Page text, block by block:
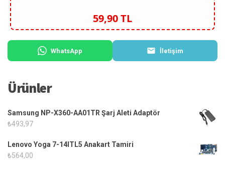
59,90 TL
WhatsApp İletişim
Ürünler
Samsung NP-X360-AA01TR Şarj Aleti Adaptör
₺493,97
Lenovo Yoga 7-14ITL5 Anakart Tamiri
₺564,00